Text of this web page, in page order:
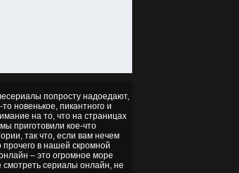
попросту надоедают,
новенькое, пикантного и
на то, что на страницах
приготовили кое-что
так что, если вам нечем
в нашей скромной
– это огромное море
смотреть сериалы онлайн, не